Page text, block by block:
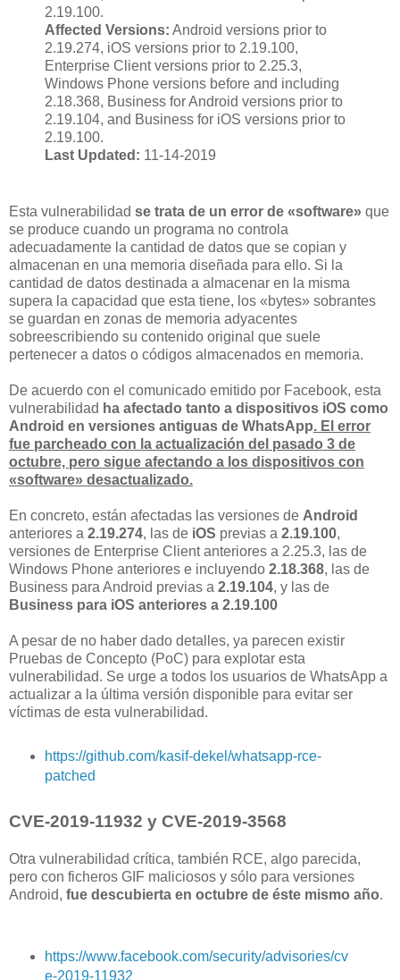
2.19.100.
Affected Versions: Android versions prior to
2.19.274, iOS versions prior to 2.19.100,
Enterprise Client versions prior to 2.25.3,
Windows Phone versions before and including
2.18.368, Business for Android versions prior to
2.19.104, and Business for iOS versions prior to
2.19.100.
Last Updated: 11-14-2019
Esta vulnerabilidad se trata de un error de «software» que
se produce cuando un programa no controla
adecuadamente la cantidad de datos que se copian y
almacenan en una memoria diseñada para ello. Si la
cantidad de datos destinada a almacenar en la misma
supera la capacidad que esta tiene, los «bytes» sobrantes
se guardan en zonas de memoria adyacentes
sobreescribiendo su contenido original que suele
pertenecer a datos o códigos almacenados en memoria.
De acuerdo con el comunicado emitido por Facebook, esta
vulnerabilidad ha afectado tanto a dispositivos iOS como
Android en versiones antiguas de WhatsApp. El error
fue parcheado con la actualización del pasado 3 de
octubre, pero sigue afectando a los dispositivos con
«software» desactualizado.
En concreto, están afectadas las versiones de Android
anteriores a 2.19.274, las de iOS previas a 2.19.100,
versiones de Enterprise Client anteriores a 2.25.3, las de
Windows Phone anteriores e incluyendo 2.18.368, las de
Business para Android previas a 2.19.104, y las de
Business para iOS anteriores a 2.19.100
A pesar de no haber dado detalles, ya parecen existir
Pruebas de Concepto (PoC) para explotar esta
vulnerabilidad. Se urge a todos los usuarios de WhatsApp a
actualizar a la última versión disponible para evitar ser
víctimas de esta vulnerabilidad.
https://github.com/kasif-dekel/whatsapp-rce-
patched
CVE-2019-11932 y CVE-2019-3568
Otra vulnerabilidad crítica, también RCE, algo parecida,
pero con ficheros GIF maliciosos y sólo para versiones
Android, fue descubierta en octubre de éste mismo año.
https://www.facebook.com/security/advisories/cv
e-2019-11932